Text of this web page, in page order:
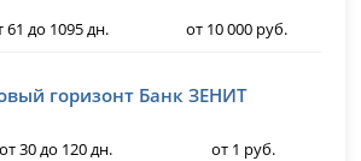
61 до 1095 дн. от 10 000 руб.
горизонт Банк ЗЕНИТ
от 30 до 120 дн. от 1 руб.